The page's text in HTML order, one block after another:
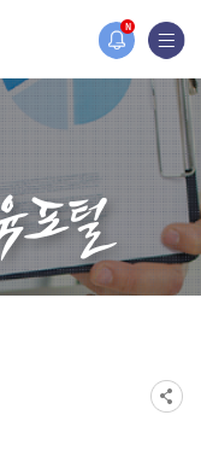
N
개설되었습니다.